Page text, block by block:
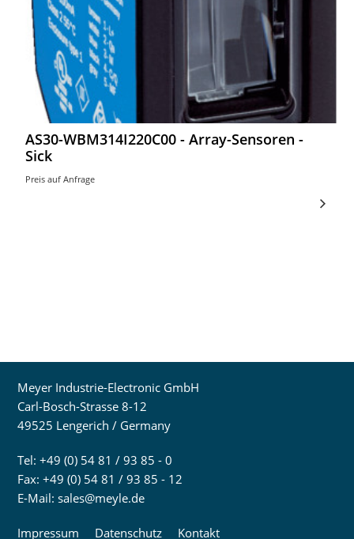
AS30-WBM314I220C00 - Array-Sensoren -
Sick
Preis auf Anfrage
Meyer Industrie-Electronic GmbH
Carl-Bosch-Strasse 8-12
49525 Lengerich / Germany
Tel: +49 (0) 54 81 / 93 85 - 0
Fax: +49 (0) 54 81 / 93 85 - 12
E-Mail:sales@meyle.de
Impressum Datenschutz Kontakt